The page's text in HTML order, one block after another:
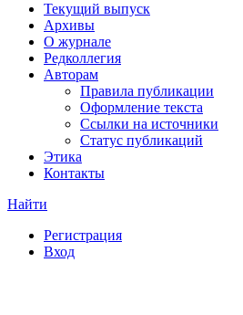
Текущий выпуск
Архивы
О журнале
Редколлегия
Авторам
Правила публикации
Оформление текста
Ссылки на источники
Статус публикаций
Этика
Контакты
Найти
Регистрация
Вход